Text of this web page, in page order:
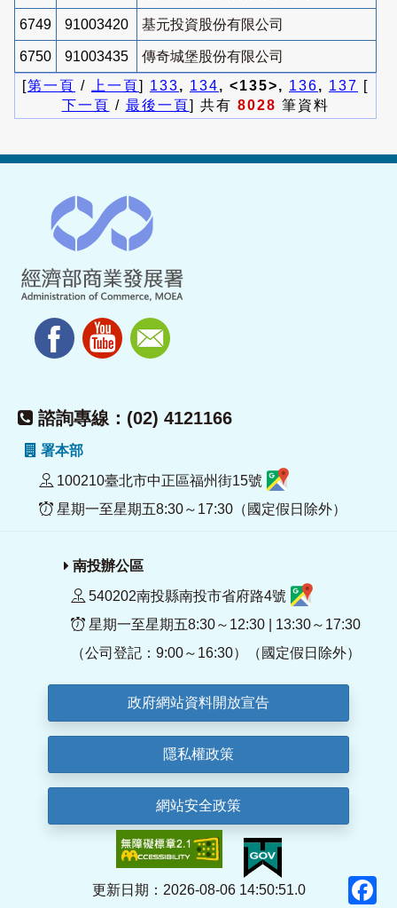
6749 91003420 基元投資股份有限公司
6750 91003435
傳奇城堡股份有限公司
[第一頁 / 上一頁] 133, 134, <135>, 136, 137 [
下一頁 / 最後一頁] 共有 8028 筆資料
諮詢專線：(02) 4121166
署本部
100210臺北市中正區福州街15號
星期一至星期五8:30～17:30（國定假日除外）
南投辦公區
540202南投縣南投市省府路4號
星期一至星期五8:30～12:30 | 13:30～17:30
（公司登記：9:00～16:30）（國定假日除外）
政府網站資料開放宣告
隱私權政策
網站安全政策
更新日期：2026-08-06 14:50:51.0